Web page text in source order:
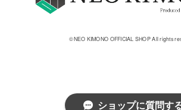
©︎NEO KIMONO OFFICIAL SHOP All rights
ショップに質問す